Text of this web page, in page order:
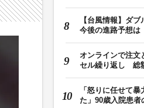
【台風情報】ダブ
今後の進路予想
オンラインで注文
セル繰り返し 総
「怒りに任せて暴
た」90歳入院患者